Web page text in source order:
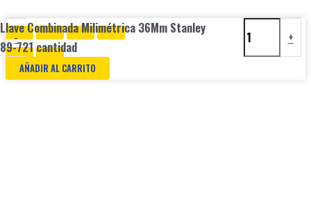
-
Llave Combinada Milimétrica 36Mm Stanley
89-721 cantidad
+
AÑADIR AL CARRITO